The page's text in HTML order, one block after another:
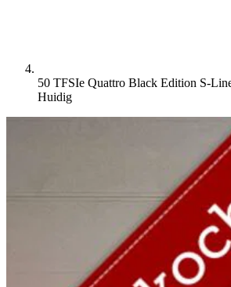
50 TFSIe Quattro Black Edition S-
Huidig